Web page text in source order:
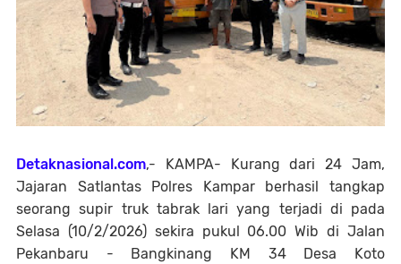
Detaknasional.com,- KAMPA- Kurang dari 24 Jam,
Jajaran Satlantas Polres Kampar berhasil tangkap
seorang supir truk tabrak lari yang terjadi di pada
Selasa (10/2/2026) sekira pukul 06.00 Wib di Jalan
Pekanbaru - Bangkinang KM 34 Desa Koto